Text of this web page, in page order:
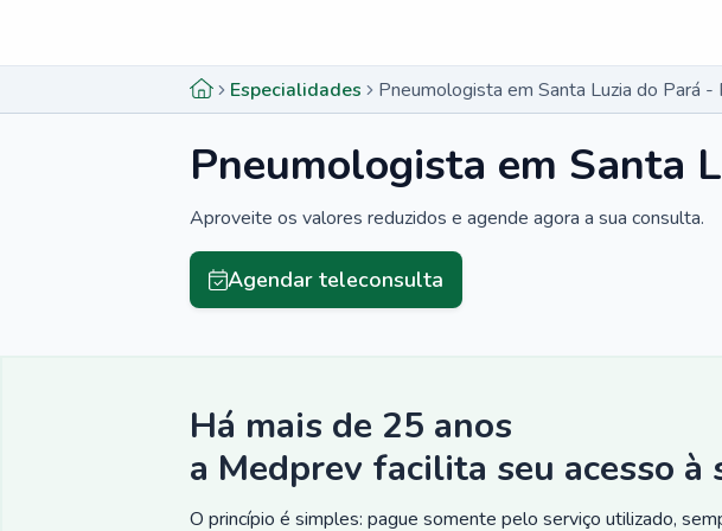
Especialidades Pneumologista em Santa Luzia do Pará -
Pneumologista em Santa
Aproveite os valores reduzidos e agende agora a sua consulta.
Agendar teleconsulta
Há mais de 25 anos
a Medprev facilita seu acesso à
O princípio é simples: pague somente pelo serviço utilizado,